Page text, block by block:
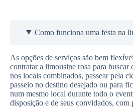
Como funciona uma festa na
As opções de serviços são bem
contratar a limousine rosa para buscar
nos locais combinados, passear pela
passeio no destino desejado ou para
num mesmo local durante todo o
disposição e de seus convidados, com